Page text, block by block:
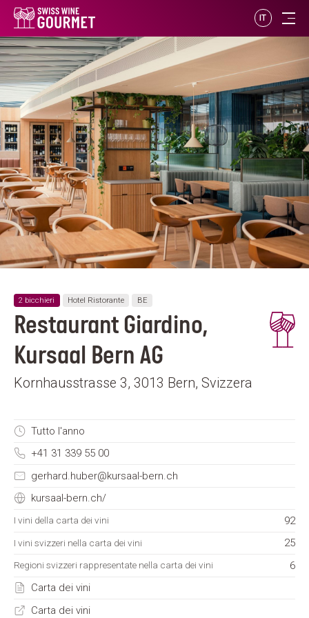
IT
2 bicchieri Hotel Ristorante BE
Restaurant Giardino,
Kursaal Bern AG
Kornhausstrasse 3, 3013 Bern, Svizzera
Tutto l'anno
+41 31 339 55 00
gerhard.huber@kursaal-bern.ch
kursaal-bern.ch/
I vini della carta dei vini 92
I vini svizzeri nella carta dei vini 25
Regioni svizzeri rappresentate nella carta dei vini
6
Carta dei vini
Carta dei vini